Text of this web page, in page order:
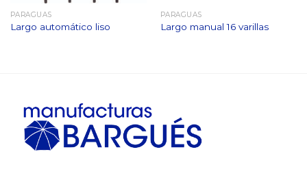
PARAGUAS
Largo automático liso
PARAGUAS
Largo manual 16 varillas